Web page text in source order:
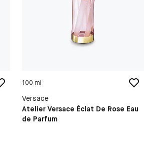
100 ml
Versace
Atelier Versace Éclat De Rose Eau
de Parfum